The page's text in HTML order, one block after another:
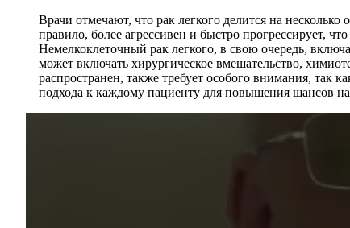
Врачи отмечают, что рак легкого делится на
правило, более агрессивен и быстро прогрессирует,
Немелкоклеточный рак легкого, в свою очередь,
может включать хирургическое вмешательство,
распространен, также требует особого внимания, так
подхода к каждому пациенту для повышения шансов